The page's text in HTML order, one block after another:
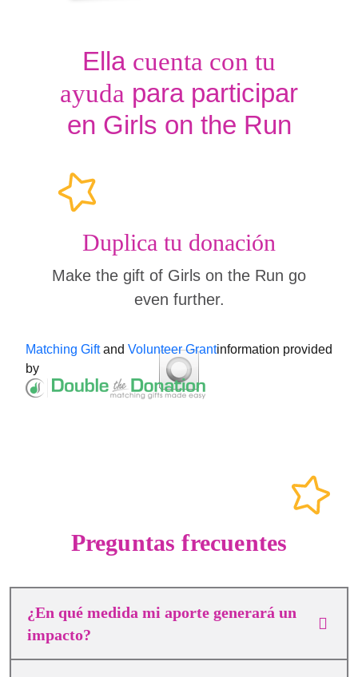
Ella cuenta con tu
ayuda para participar
en Girls on the Run
Duplica tu donación
Make the gift of Girls on the Run go
even further.
Matching Giftand Volunteer Grantinformation provided
by
Preguntas frecuentes
¿En qué medida mi aporte generará un
impacto?